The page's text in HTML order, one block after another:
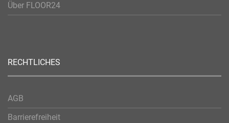
Über FLOOR24
RECHTLICHES
AGB
Barrierefreiheit